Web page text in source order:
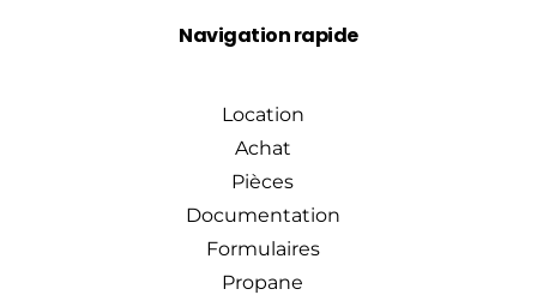
Navigation rapide
Location
Achat
Pièces
Documentation
Formulaires
Propane